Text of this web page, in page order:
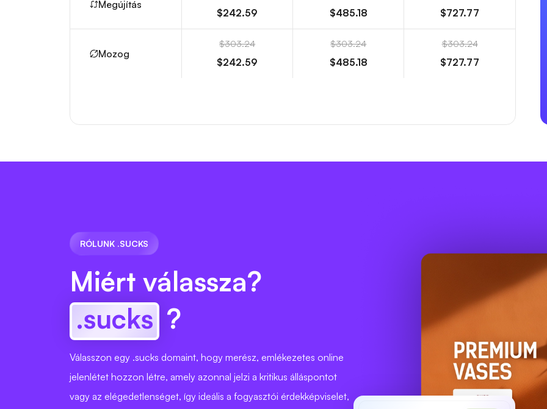
Megújítás
$242.59 $485.18 $727.77
Mozog
$303.24
$242.59
$303.24
$485.18
$303.24
$727.77
RÓLUNK .SUCKS
Miért válassza?
.sucks ?
Válasszon egy .sucks domaint, hogy merész, emlékezetes online
jelenlétet hozzon létre, amely azonnal jelzi a kritikus álláspontot
vagy az elégedetlenséget, így ideális a fogyasztói érdekképviselet,